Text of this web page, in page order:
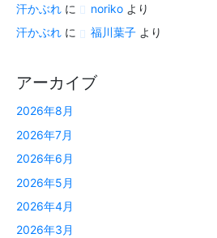
汗かぶれ に norikoより
汗かぶれ に 福川葉子より
アーカイブ
2026年8月
2026年7月
2026年6月
2026年5月
2026年4月
2026年3月